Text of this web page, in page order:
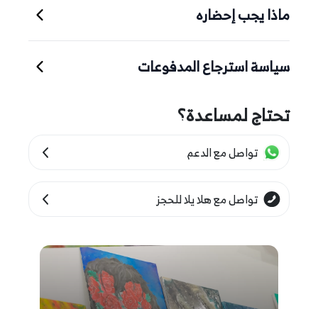
ماذا يجب إحضاره
سياسة استرجاع المدفوعات
تحتاج لمساعدة؟
تواصل مع الدعم
تواصل مع هلا يلا للحجز